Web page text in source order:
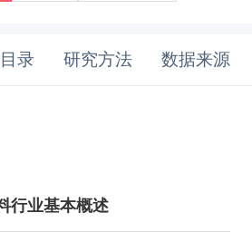
录 研究方法 数据来源
行业基本概述